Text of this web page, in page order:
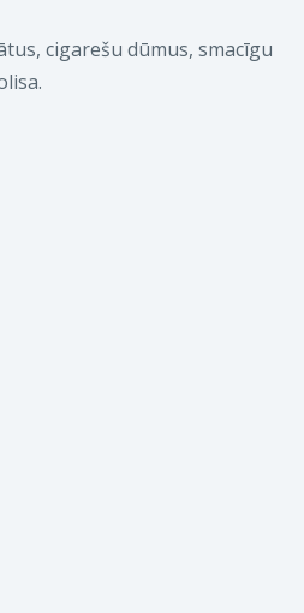
cigarešu dūmus, smacīgu